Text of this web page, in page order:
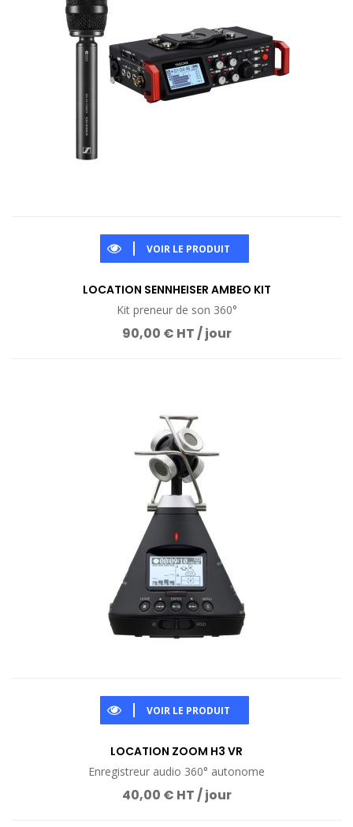
VOIR LE PRODUIT
LOCATION SENNHEISER AMBEO KIT
Kit preneur de son 360°
90,00 € HT / jour
VOIR LE PRODUIT
LOCATION ZOOM H3 VR
Enregistreur audio 360° autonome
40,00 € HT / jour